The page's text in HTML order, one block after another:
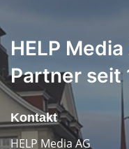
HELP
Partner seit
Kontakt
HELP Media AG